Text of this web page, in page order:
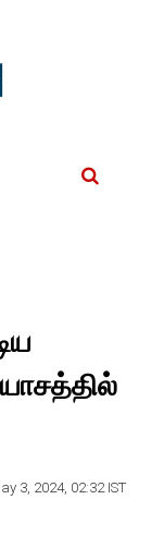
3, 2024, 02:32 IST